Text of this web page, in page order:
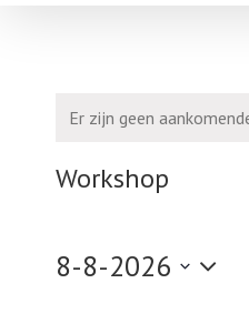
Er zijn geen
Workshop
8-8-2026